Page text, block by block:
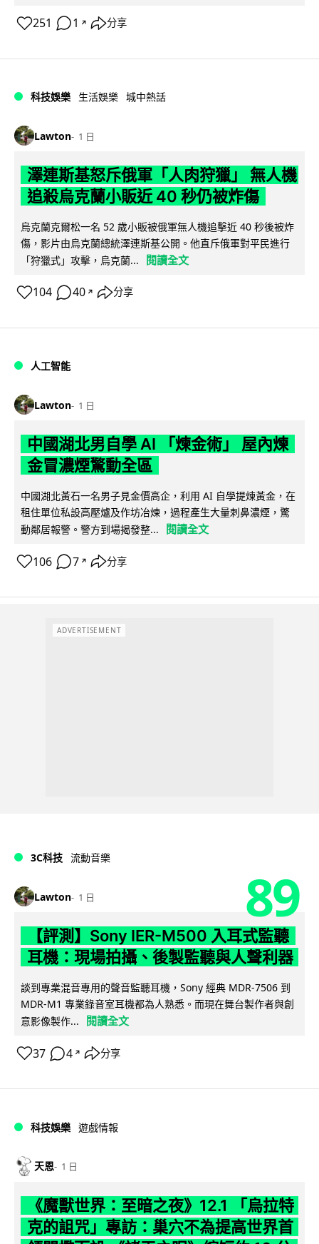
251 1 ↗ 分享
科技娛樂 生活娛樂 城中熱話
Lawton 1 日
澤連斯基怒斥俄軍「人肉狩獵」 無人機
追殺烏克蘭小販近 40 秒仍被炸傷
烏克蘭克爾松一名 52 歲小販被俄軍無人機追擊近 40 秒後被炸
傷，影片由烏克蘭總統澤連斯基公開。他直斥俄軍對平民進行
「狩獵式」攻擊，烏克蘭...
閱讀全文
104 40 ↗ 分享
人工智能
Lawton 1 日
中國湖北男自學 AI 「煉金術」 屋內煉
金冒濃煙驚動全區
中國湖北黃石一名男子見金價高企，利用 AI 自學提煉黃金，在
租住單位私設高壓爐及作坊冶煉，過程產生大量刺鼻濃煙，驚
動鄰居報警。警方到場揭發整...
閱讀全文
106 7 ↗ 分享
ADVERTISEMENT
3C科技 流動音樂
Lawton 1 日 89
【評測】Sony IER-M500 入耳式監聽
耳機：現場拍攝、後製監聽與人聲利器
談到專業混音專用的聲音監聽耳機，Sony 經典 MDR-7506 到
MDR-M1 專業錄音室耳機都為人熟悉。而現在舞台製作者與創
意影像製作...
閱讀全文
37 4 ↗ 分享
科技娛樂 遊戲情報
天恩 1 日
《魔獸世界：至暗之夜》12.1 「烏拉特
克的詛咒」專訪：巢穴不為提高世界首